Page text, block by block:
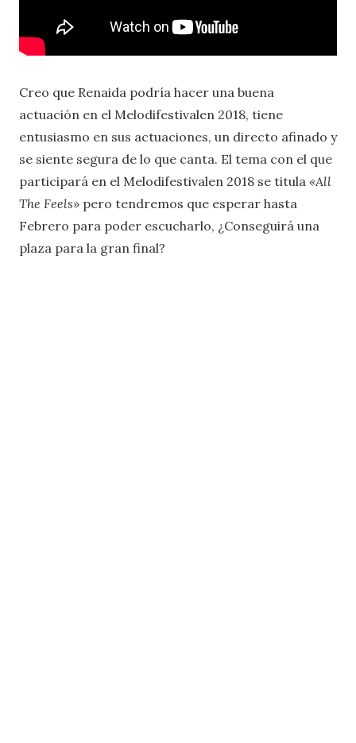
Creo que Renaida podría hacer una buena
actuación en el Melodifestivalen 2018, tiene
entusiasmo en sus actuaciones, un directo afinado y
se siente segura de lo que canta. El tema con el que
participará en el Melodifestivalen 2018 se titula «All
The Feels» pero tendremos que esperar hasta
Febrero para poder escucharlo, ¿Conseguirá una
plaza para la gran final?